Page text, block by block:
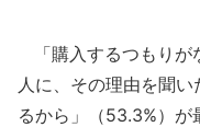
「購入するつもりが
人に、その理由を聞
るから」（53.3%）が